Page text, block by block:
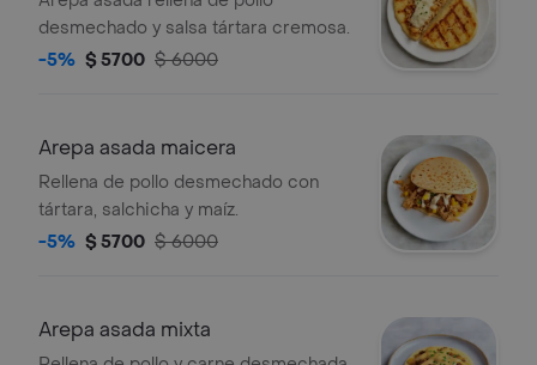
desmechado y salsa tártara cremosa.
-5% $ 5700 $ 6000
Arepa asada maicera
Rellena de pollo desmechado con
tártara, salchicha y maíz.
-5% $ 5700 $ 6000
Arepa asada mixta